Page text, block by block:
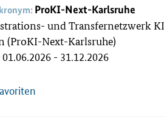
ProKI-Next-Karlsruhe
und Transfernetzwerk
(ProKI-Next-Karlsruhe)
01.06.2026 - 31.12.2026